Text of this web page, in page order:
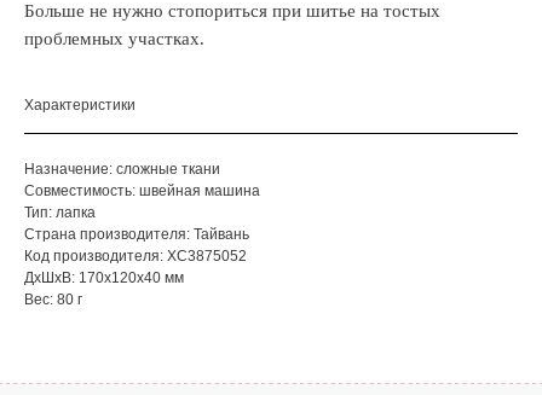
Больше не нужно стопориться при шитье на тостых
проблемных участках.
Характеристики
Назначение: сложные ткани
Совместимость: швейная машина
Тип: лапка
Страна производителя: Тайвань
Код производителя: XC3875052
ДxШxВ: 170x120x40 мм
Вес: 80 г